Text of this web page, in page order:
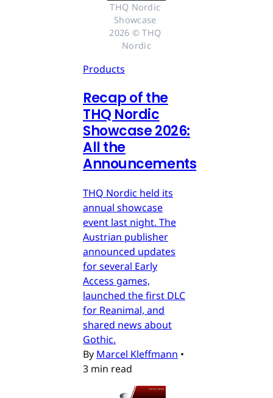
THQ Nordic
Showcase
2026 © THQ
Nordic
Products
Recap of the
THQ Nordic
Showcase 2026:
All the
Announcements
THQ Nordic held its
annual showcase
event last night. The
Austrian publisher
announced updates
for several Early
Access games,
launched the first DLC
for Reanimal, and
shared news about
Gothic.
By Marcel Kleffmann •
3 min read